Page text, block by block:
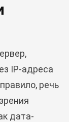
IP-адреса
речь
дата-